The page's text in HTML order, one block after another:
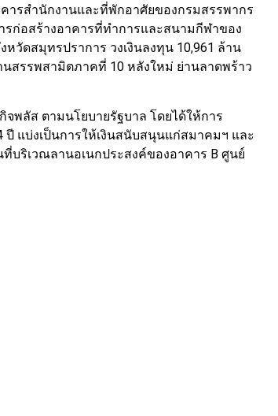
ารสำนักงานและที่พักอาศัยของกรมสรรพากร
รก่อสร้างอาคารที่ทำการและสนามกีฬาของ
วัดสมุทรปราการ วงเงินลงทุน 10,961 ล้าน
สรรพสามิตภาคที่ 10 หลังใหม่ ย่านลาดพร้าว
จพลัส ตามนโยบายรัฐบาล โดยได้ให้การ
แบ่งเป็นการให้เงินสนับสนุนแก่สมาคมฯ และ
ริเวณลานอเนกประสงค์ของอาคาร B ศูนย์